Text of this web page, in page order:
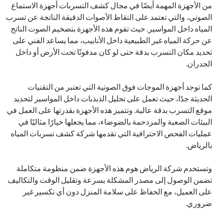
من الأجهزة المهمة أيضًا في مجال كشف التسربات أجهزة الاستماع
الصوتي، والتي تعتمد على التقاط الأصوات الدقيقة الناتجة عن تسرب
المياه داخل المواسير. حيث تقوم هذه الأجهزة بتضخيم الصوت الناتج
عن حركة المياه غير الطبيعية داخل الأنابيب، مما يساعد الفني على
تحديد مكان التسرب بدقة حتى لو كان مدفونًا تحت الأرض أو داخل
الجدران.
كما توجد أجهزة الموجات فوق الصوتية التي تعتبر من التقنيات
الحديثة جدًا، حيث تعمل على تحليل الذبذبات داخل المواسير لتحديد
موقع التسرب بدقة عالية. وتتميز هذه الأجهزة بقدرتها على العمل في
البيئات الصعبة والمزدحمة بالضوضاء، مما يجعلها خيارًا مثاليًا في
عمليات الفحص الاحترافية التي تقدمها شركة كشف تسربات المياه
بالرياض.
وتستخدم شركة الرياض هوم هذه الأجهزة ضمن منظومة متكاملة
تضمن الوصول إلى مصدر المشكلة بسرعة وتقليل الوقت والتكاليف
على العميل، مع الحفاظ على سلامة المنزل دون أي تكسير غير
ضروري.